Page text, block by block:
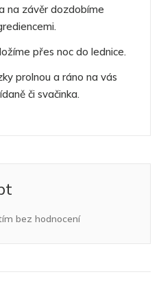
na závěr dozdobíme
přes noc do lednice.
prolnou a ráno na vás
či svačinka.
bez hodnocení